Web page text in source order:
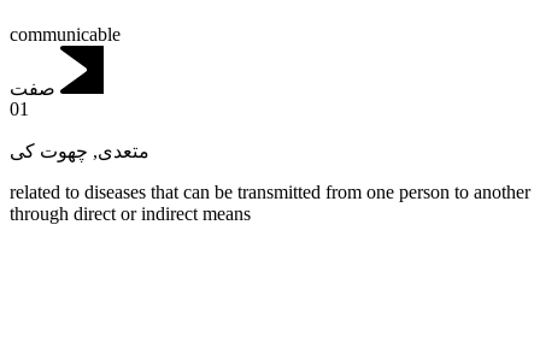
communicable
صفت
01
متعدی, چھوت کی
related to diseases that can be transmitted from one person to another
through direct or indirect means